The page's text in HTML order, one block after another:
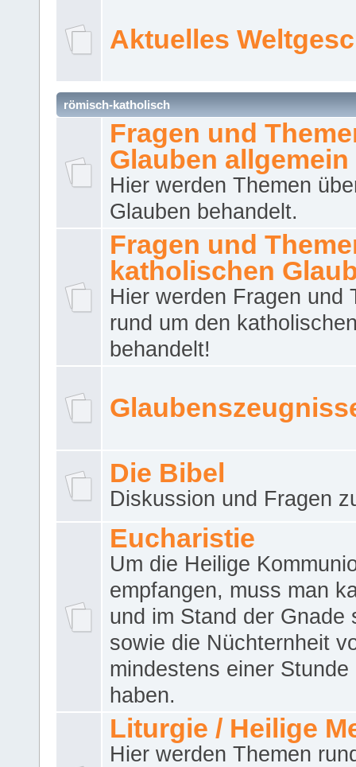
Aktuelles
römisch-katholisch
Fragen und
Glauben allgemein
Hier werden Themen
Glauben behandelt.
Fragen und
katholischen
Hier werden Fragen und
rund um den
behandelt!
Die Bibel
Diskussion und Fragen
Eucharistie
Um die Heilige
empfangen, muss man
und im Stand der Gnade
sowie die Nüchternheit
mindestens einer Stunde
haben.
Liturgie / Heilige
Hier werden Themen